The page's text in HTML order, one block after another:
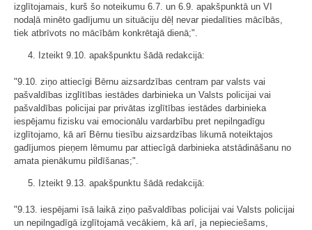
izglītojamais, kurš šo noteikumu 6.7. un 6.9. apakšpunktā un VI
nodaļā minēto gadījumu un situāciju dēļ nevar piedalīties mācībās,
tiek atbrīvots no mācībām konkrētajā dienā;".
4. Izteikt 9.10. apakšpunktu šādā redakcijā:
"9.10. ziņo attiecīgi Bērnu aizsardzības centram par valsts vai
pašvaldības izglītības iestādes darbinieka un Valsts policijai vai
pašvaldības policijai par privātas izglītības iestādes darbinieka
iespējamu fizisku vai emocionālu vardarbību pret nepilngadīgu
izglītojamo, kā arī Bērnu tiesību aizsardzības likumā noteiktajos
gadījumos pieņem lēmumu par attiecīgā darbinieka atstādināšanu no
amata pienākumu pildīšanas;".
5. Izteikt 9.13. apakšpunktu šādā redakcijā:
"9.13. iespējami īsā laikā ziņo pašvaldības policijai vai Valsts policijai
un nepilngadīgā izglītojamā vecākiem, kā arī, ja nepieciešams,